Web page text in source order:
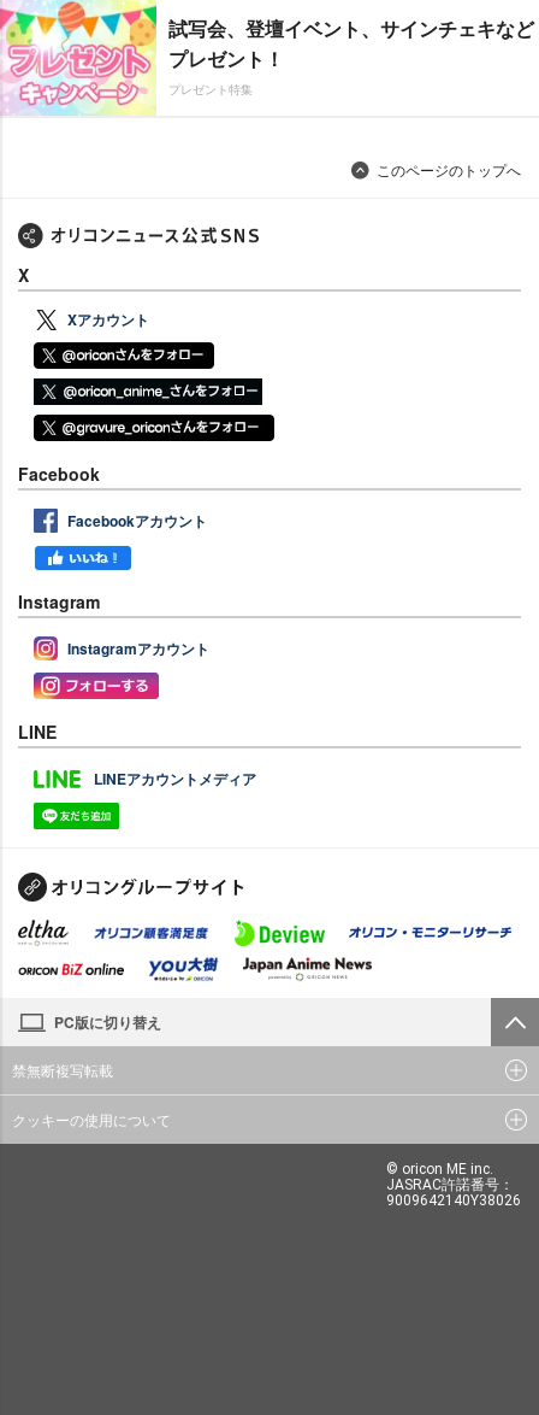
試写会、登壇イベント、サインチェキなど
プレゼント！
プレゼント特集
このページのトップへ
X
Xアカウント
Facebook
Facebookアカウント
Instagram
Instagramアカウント
LINE
LINEアカウントメディア
PC版に切り替え
禁無断複写転載
クッキーの使用について
© oricon ME inc.
JASRAC許諾番号：
9009642140Y38026